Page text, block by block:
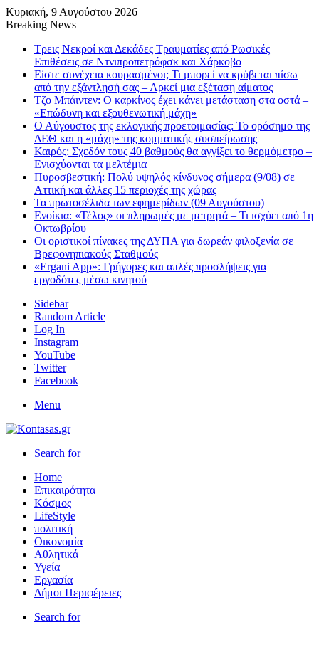
Κυριακή, 9 Αυγούστου 2026
Breaking News
Τρεις Νεκροί και Δεκάδες Τραυματίες από Ρωσικές
Επιθέσεις σε Ντνιπροπετρόφσκ και Χάρκοβο
Είστε συνέχεια κουρασμένοι; Τι μπορεί να κρύβεται πίσω
από την εξάντλησή σας – Αρκεί μια εξέταση αίματος
Τζο Μπάιντεν: Ο καρκίνος έχει κάνει μετάσταση στα οστά –
«Επώδυνη και εξουθενωτική μάχη»
Ο Αύγουστος της εκλογικής προετοιμασίας: Το ορόσημο της
ΔΕΘ και η «μάχη» της κομματικής συσπείρωσης
Καιρός: Σχεδόν τους 40 βαθμούς θα αγγίξει το θερμόμετρο –
Ενισχύονται τα μελτέμια
Πυροσβεστική: Πολύ υψηλός κίνδυνος σήμερα (9/08) σε
Αττική και άλλες 15 περιοχές της χώρας
Τα πρωτοσέλιδα των εφημερίδων (09 Αυγούστου)
Ενοίκια: «Τέλος» οι πληρωμές με μετρητά – Τι ισχύει από 1η
Οκτωβρίου
Οι οριστικοί πίνακες της ΔΥΠΑ για δωρεάν φιλοξενία σε
Βρεφονηπιακούς Σταθμούς
«Ergani App»: Γρήγορες και απλές προσλήψεις για
εργοδότες μέσω κινητού
Sidebar
Random Article
Log In
Instagram
YouTube
Twitter
Facebook
Menu
Search for
Home
Επικαιρότητα
Κόσμος
LifeStyle
πολιτική
Οικονομία
Αθλητικά
Υγεία
Εργασία
Δήμοι Περιφέρειες
Search for